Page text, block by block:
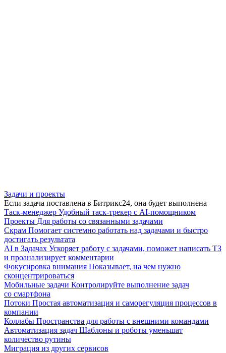
Задачи и проекты
Если задача поставлена в Битрикс24, она будет выполнена
Таск-менеджер Удобный таск-трекер с AI-помощником
Проекты Для работы со связанными задачами
Скрам Помогает системно работать над задачами и быстро
достигать результата
AI в Задачах Ускоряет работу с задачами, поможет написать ТЗ
и проанализирует комментарии
Фокусировка внимания Показывает, на чем нужно
сконцентрироваться
Мобильные задачи Контролируйте выполнение задач
со смартфона
Потоки Простая автоматизация и саморегуляция процессов в
компании
Коллабы Пространства для работы с внешними командами
Автоматизация задач Шаблоны и роботы уменьшат
количество рутины
Миграция из других сервисов